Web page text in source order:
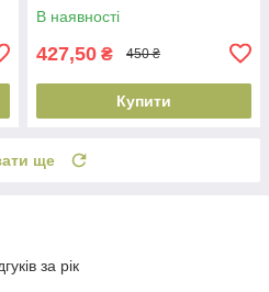
В наявності
427,50 ₴ 450 ₴
Купити
ще
за рік